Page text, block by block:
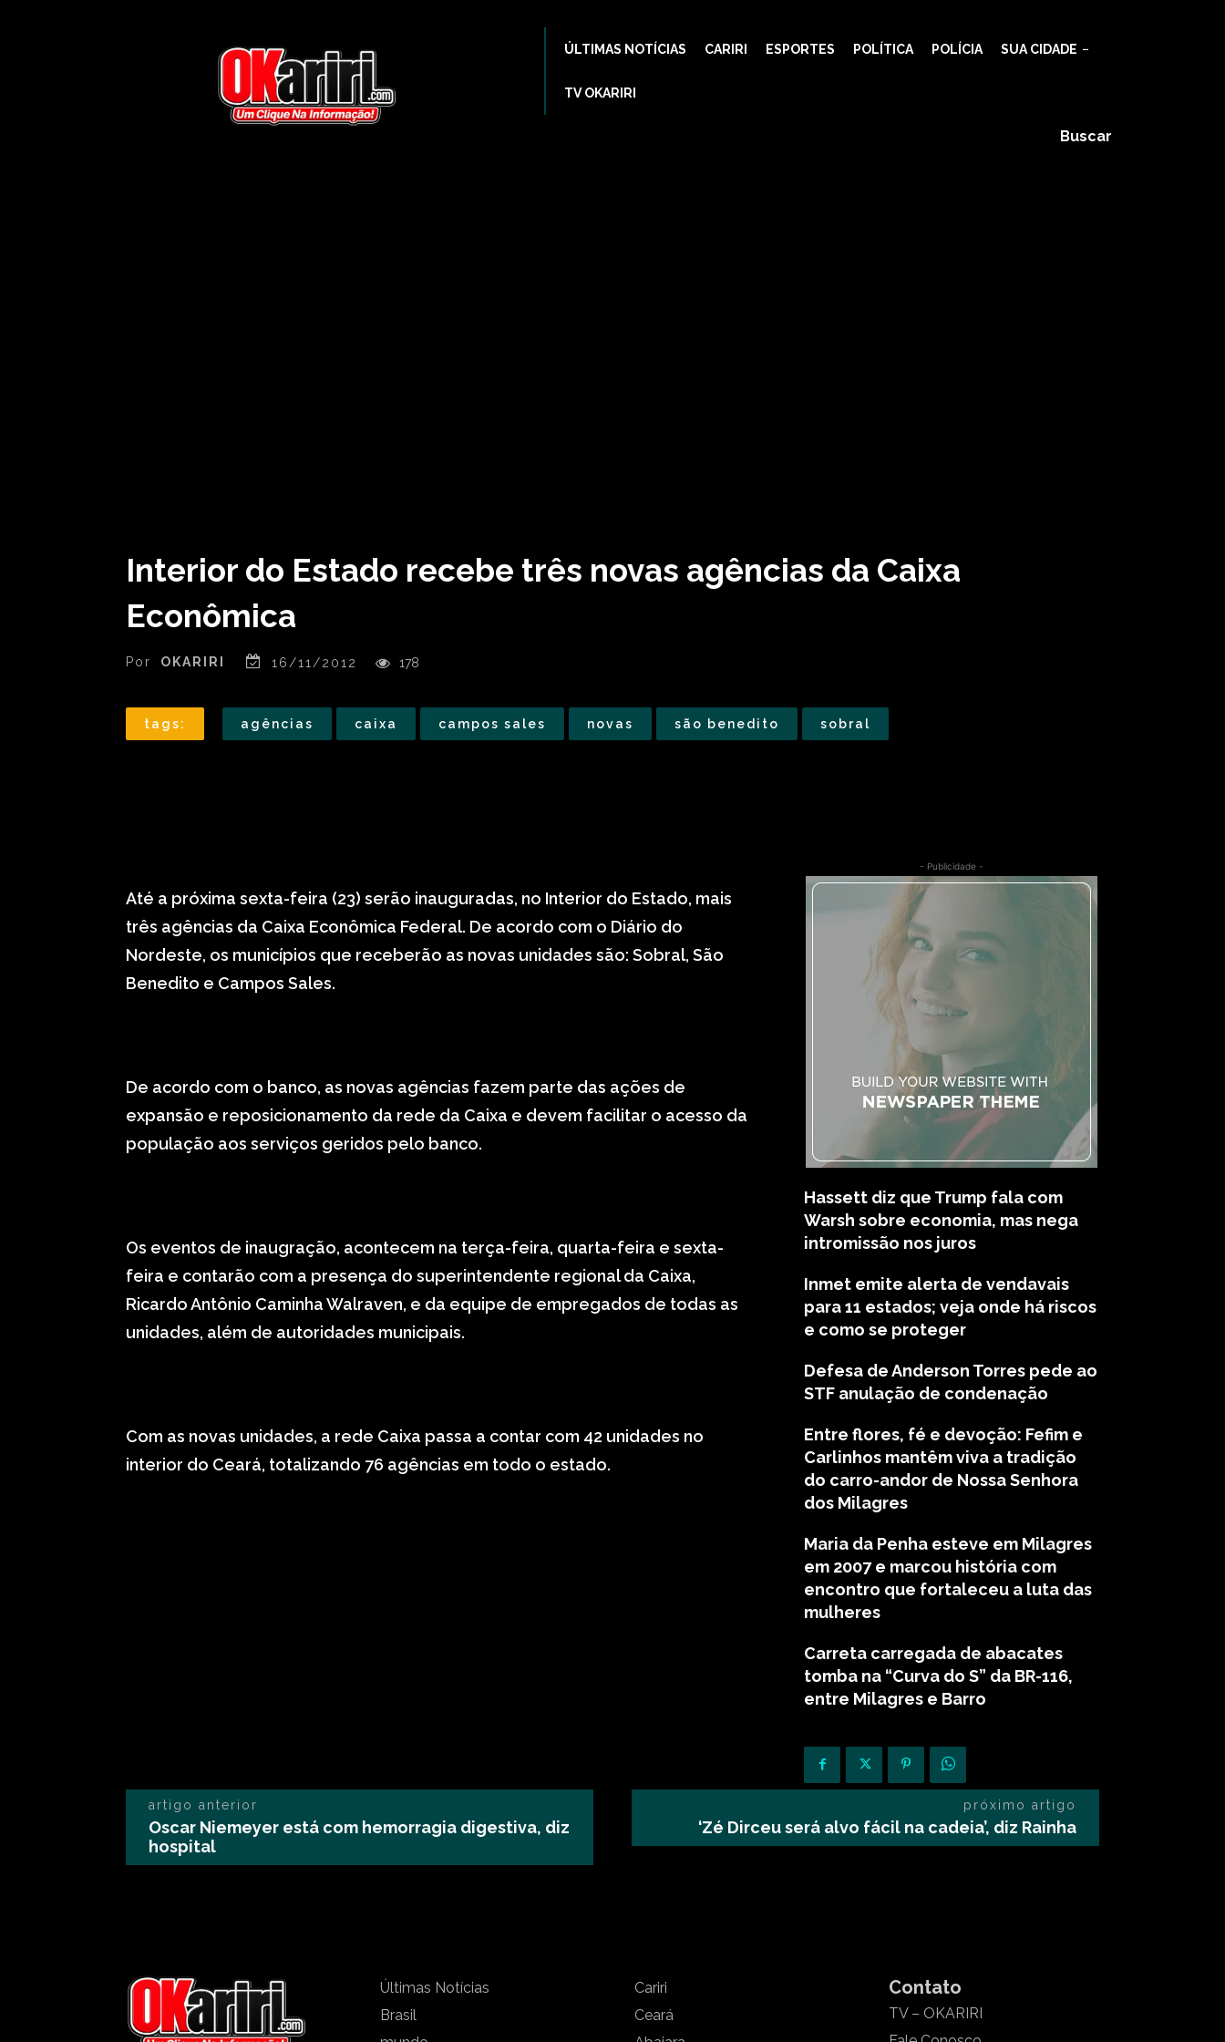
ÚLTIMAS NOTÍCIAS CARIRI ESPORTES POLÍTICA POLÍCIA SUA CIDADE
TV OKARIRI
Buscar
Interior do Estado recebe três novas agências da Caixa
Econômica
Por OKARIRI 16/11/2012 178
tags: agências caixa campos sales novas são benedito sobral
Até a próxima sexta-feira (23) serão inauguradas, no Interior do Estado, mais
três agências da Caixa Econômica Federal. De acordo com o Diário do
Nordeste, os municípios que receberão as novas unidades são: Sobral, São
Benedito e Campos Sales.
De acordo com o banco, as novas agências fazem parte das ações de
expansão e reposicionamento da rede da Caixa e devem facilitar o acesso da
população aos serviços geridos pelo banco.
Os eventos de inaugração, acontecem na terça-feira, quarta-feira e sexta-
feira e contarão com a presença do superintendente regional da Caixa,
Ricardo Antônio Caminha Walraven, e da equipe de empregados de todas as
unidades, além de autoridades municipais.
Com as novas unidades, a rede Caixa passa a contar com 42 unidades no
interior do Ceará, totalizando 76 agências em todo o estado.
- Publicidade -
Hassett diz que Trump fala com
Warsh sobre economia, mas nega
intromissão nos juros
Inmet emite alerta de vendavais
para 11 estados; veja onde há riscos
e como se proteger
Defesa de Anderson Torres pede ao
STF anulação de condenação
Entre flores, fé e devoção: Fefim e
Carlinhos mantêm viva a tradição
do carro-andor de Nossa Senhora
dos Milagres
Maria da Penha esteve em Milagres
em 2007 e marcou história com
encontro que fortaleceu a luta das
mulheres
Carreta carregada de abacates
tomba na “Curva do S” da BR-116,
entre Milagres e Barro
artigo anterior
Oscar Niemeyer está com hemorragia digestiva, diz
hospital
próximo artigo
‘Zé Dirceu será alvo fácil na cadeia’, diz Rainha
Últimas Notícias
Brasil
Cariri
Ceará
Contato
TV – OKARIRI